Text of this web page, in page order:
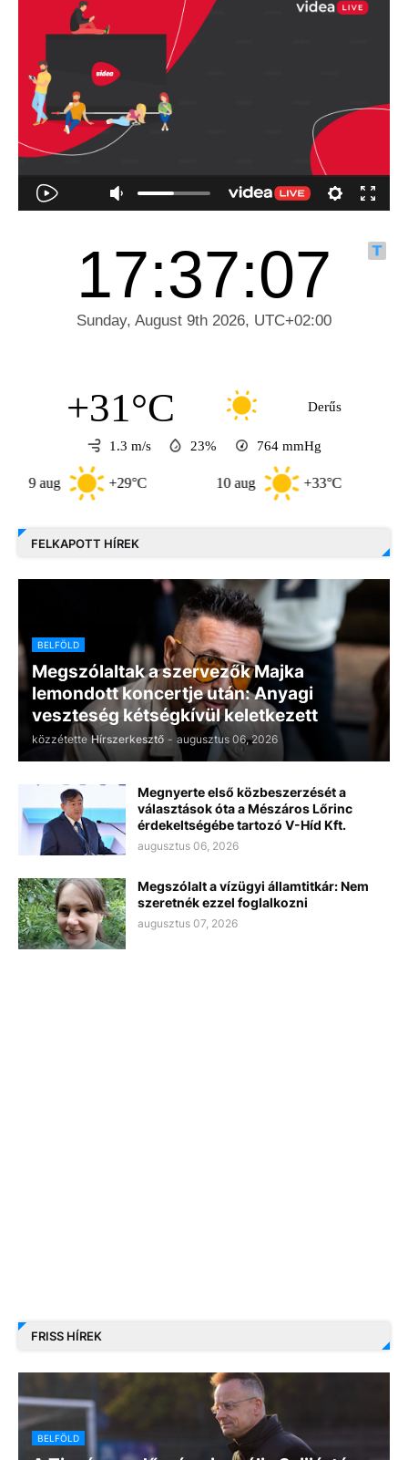
+31°C Derűs
1.3 m/s 23% 764 mmHg
+29°C +33°C
FELKAPOTT HÍREK
BELFÖLD
Megszólaltak a szervezők Majka
lemondott koncertje után: Anyagi
veszteség kétségkívül keletkezett
közzétette Hírszerkesztő - augusztus 06, 2026
Megnyerte első közbeszerzését a
választások óta a Mészáros Lőrinc
érdekeltségébe tartozó V-Híd Kft.
augusztus 06, 2026
Megszólalt a vízügyi államtitkár: Nem
szeretnék ezzel foglalkozni
augusztus 07, 2026
FRISS HÍREK
BELFÖLD